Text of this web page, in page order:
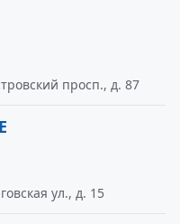
просп., д. 87
ул., д. 15